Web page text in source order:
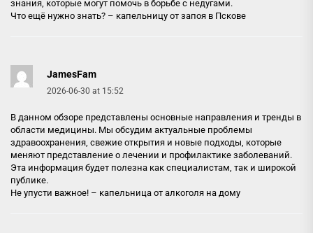
знания, которые могут помочь в борьбе с недугами.
Что ещё нужно знать? – капельницу от запоя в Пскове
JamesFam
2026-06-30 at 15:52
В данном обзоре представлены основные направления и тренды в
области медицины. Мы обсудим актуальные проблемы
здравоохранения, свежие открытия и новые подходы, которые
меняют представление о лечении и профилактике заболеваний.
Эта информация будет полезна как специалистам, так и широкой
публике.
Не упусти важное! – капельница от алкоголя на дому